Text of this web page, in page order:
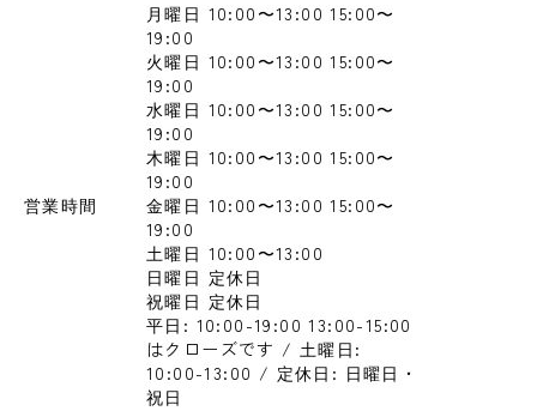
営業時間
月曜日 10:00〜13:00 15:00〜
19:00
火曜日 10:00〜13:00 15:00〜
19:00
水曜日 10:00〜13:00 15:00〜
19:00
木曜日 10:00〜13:00 15:00〜
19:00
金曜日 10:00〜13:00 15:00〜
19:00
土曜日 10:00〜13:00
日曜日 定休日
祝曜日 定休日
平日: 10:00-19:00 13:00-15:00
はクローズです / 土曜日:
10:00-13:00 / 定休日: 日曜日・
祝日